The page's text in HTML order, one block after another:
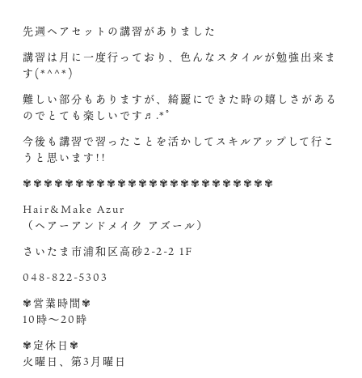
先週ヘアセットの講習がありました
講習は月に一度行っており、色んなスタイルが勉強出来ま
す(*^^*)
難しい部分もありますが、綺麗にできた時の嬉しさがある
のでとても楽しいです♬.*ﾟ
今後も講習で習ったことを活かしてスキルアップして行こ
うと思います!!
✾✾✾✾✾✾✾✾✾✾✾✾✾✾✾✾✾✾✾✾✾✾✾✾
Hair&Make Azur
（ヘアーアンドメイク アズール）
さいたま市浦和区高砂2-2-2 1F
048-822-5303
✾営業時間✾
10時〜20時
✾定休日✾
火曜日、第3月曜日